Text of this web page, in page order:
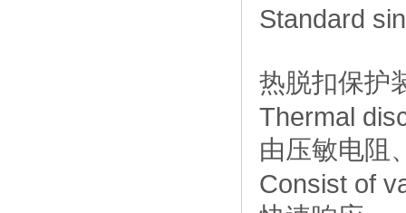
Standard
热脱扣保护
Thermal
由压敏电阻
Consist of